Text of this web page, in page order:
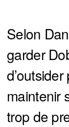
Selon
garder
maintenir
trop de